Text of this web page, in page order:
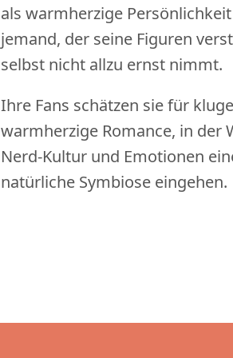
als warmherzige
jemand, der seine Figuren
selbst nicht allzu ernst nimmt.
Ihre Fans schätzen sie für
warmherzige Romance, in der
Nerd-Kultur und Emotionen
natürliche Symbiose eingehen.